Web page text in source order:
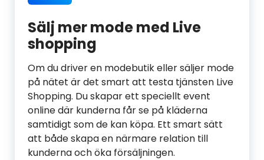
Sälj mer mode med Live
shopping
Om du driver en modebutik eller säljer mode
på nätet är det smart att testa tjänsten Live
Shopping. Du skapar ett speciellt event
online där kunderna får se på kläderna
samtidigt som de kan köpa. Ett smart sätt
att både skapa en närmare relation till
kunderna och öka försäljningen.